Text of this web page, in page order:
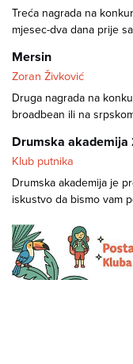
Treća nagrada na
mjesec-dva dana prije
Mersin
Zoran Živković
Druga nagrada na
broadbean ili na
Drumska akademija
Klub putnika
Drumska akademija je
iskustvo da bismo vam